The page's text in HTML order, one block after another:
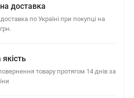
доставка
по Україні при покупці на
якість
товару протягом 14 днів за